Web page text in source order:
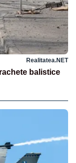
Realitatea.NET
balistice